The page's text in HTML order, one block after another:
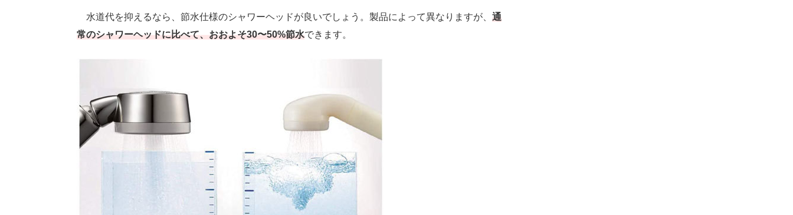
水道代を抑えるなら、節水仕様のシャワーヘッドが良いでしょう。製品によって異なりますが、 通
常のシャワーヘッドに比べて、おおよそ30〜50%節水できます。